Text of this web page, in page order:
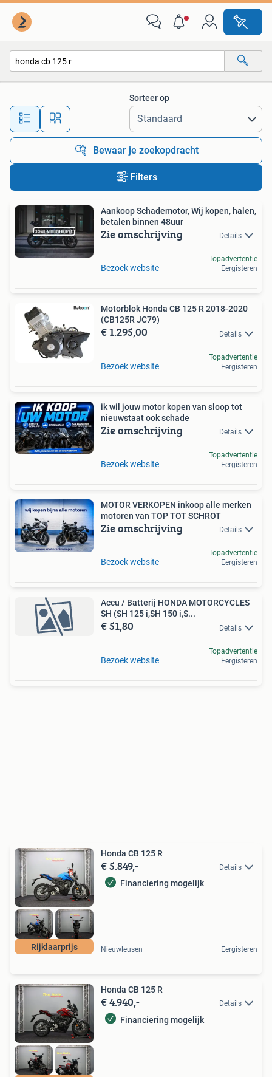
Alle afstanden…
Sorteer op
Bewaar je zoekopdracht
Filters
Aankoop Schademotor, Wij kopen, halen,
betalen binnen 48uur
Zie omschrijving Details
Bezoek website
Topadvertentie
Eergisteren
Motorblok Honda CB 125 R 2018-2020
(CB125R JC79)
€ 1.295,00 Details
Bezoek website
Topadvertentie
Eergisteren
ik wil jouw motor kopen van sloop tot
nieuwstaat ook schade
Zie omschrijving Details
Bezoek website
Topadvertentie
Eergisteren
MOTOR VERKOPEN inkoop alle merken
motoren van TOP TOT SCHROT
Zie omschrijving Details
Bezoek website
Topadvertentie
Eergisteren
Accu / Batterij HONDA MOTORCYCLES
SH (SH 125 i,SH 150 i,S...
€ 51,80 Details
Bezoek website
Topadvertentie
Eergisteren
Rijklaarprijs
Honda CB 125 R
€ 5.849,- Details
Financiering mogelijk
Nieuwleusen Eergisteren
Honda CB 125 R
€ 4.940,- Details
Financiering mogelijk